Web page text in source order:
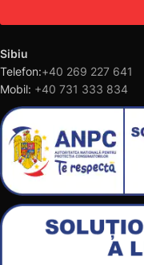
Sibiu
Telefon:+40 269 227 641
Mobil: +40 731 333 834